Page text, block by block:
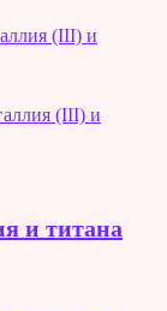
(III) и
(III) и
и титана